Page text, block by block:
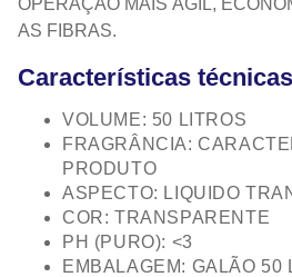
OPERAÇÃO MAIS ÁGIL,
AS FIBRAS.
Características técnicas
VOLUME: 50 LITROS
FRAGRÂNCIA:
PRODUTO
ASPECTO: LIQUIDO
COR: TRANSPARENTE
PH (PURO): <3
EMBALAGEM: GALÃO 50